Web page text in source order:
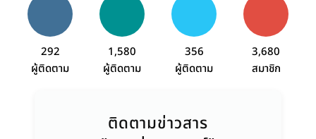
292
ผู้ติดตาม
1,580
ผู้ติดตาม
356
ผู้ติดตาม
3,680
สมาชิก
ติดตามข่าวสาร